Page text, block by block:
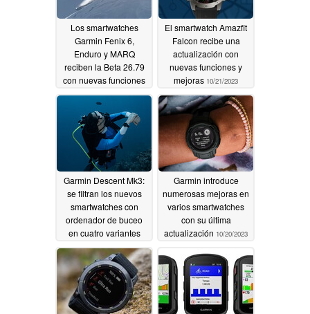
Los smartwatches
Garmin Fenix 6,
Enduro y MARQ
reciben la Beta 26.79
con nuevas funciones
y una actualización
para la actividad de
Esquí10/21/2023
El smartwatch Amazfit
Falcon recibe una
actualización con
nuevas funciones y
mejoras 10/21/2023
Garmin Descent Mk3:
se filtran los nuevos
smartwatches con
ordenador de buceo
en cuatro variantes
10/20/2023
Garmin introduce
numerosas mejoras en
varios smartwatches
con su última
actualización 10/20/2023